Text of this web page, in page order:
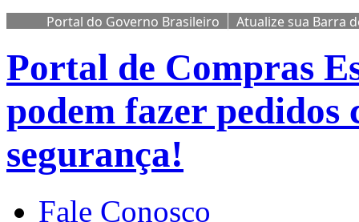
Portal do Governo Brasileiro Atualize sua Barra
Portal de Compras
podem fazer pedidos
segurança!
Fale Conosco